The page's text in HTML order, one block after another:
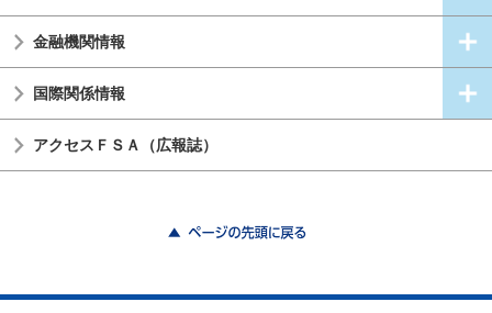
金融機関情報
国際関係情報
アクセスＦＳＡ（広報誌）